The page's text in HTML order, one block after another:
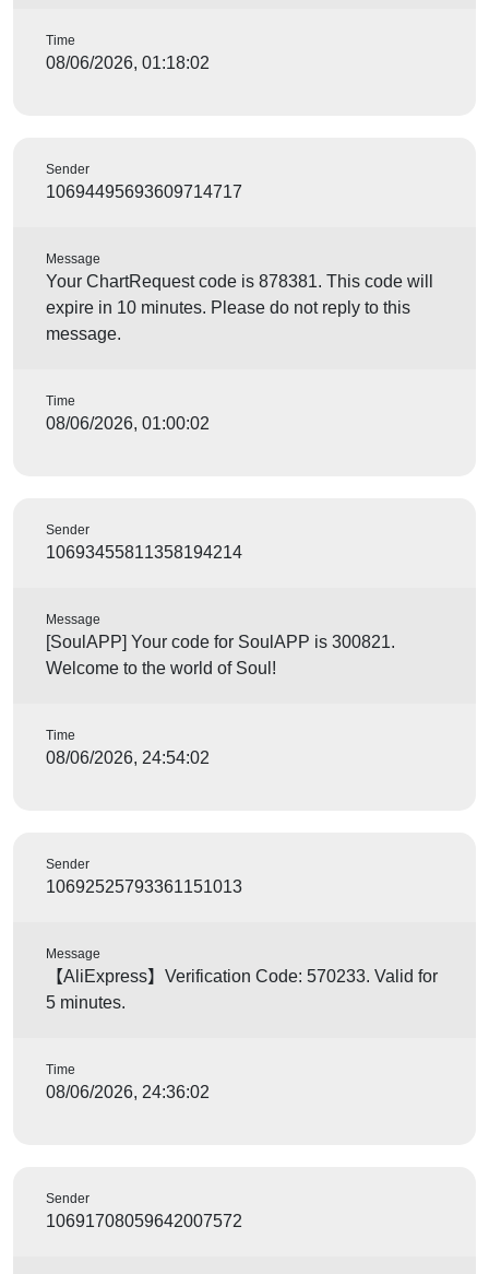
Time
08/06/2026, 01:18:02
Sender
10694495693609714717
Message
Your ChartRequest code is 878381. This code will
expire in 10 minutes. Please do not reply to this
message.
Time
08/06/2026, 01:00:02
Sender
10693455811358194214
Message
[SoulAPP] Your code for SoulAPP is 300821.
Welcome to the world of Soul!
Time
08/06/2026, 24:54:02
Sender
10692525793361151013
Message
【AliExpress】Verification Code: 570233. Valid for
5 minutes.
Time
08/06/2026, 24:36:02
Sender
10691708059642007572